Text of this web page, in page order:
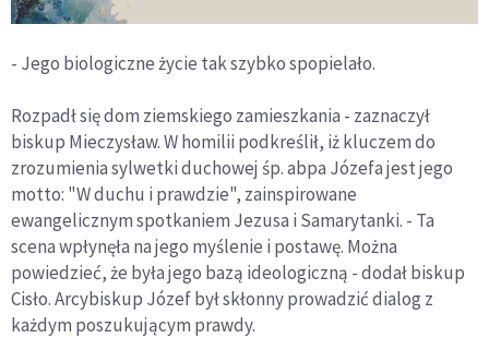
- Jego biologiczne życie tak szybko spopielało.
Rozpadł się dom ziemskiego zamieszkania - zaznaczył
biskup Mieczysław. W homilii podkreślił, iż kluczem do
zrozumienia sylwetki duchowej śp. abpa Józefa jest jego
motto: "W duchu i prawdzie", zainspirowane
ewangelicznym spotkaniem Jezusa i Samarytanki. - Ta
scena wpłynęła na jego myślenie i postawę. Można
powiedzieć, że była jego bazą ideologiczną - dodał biskup
Cisło. Arcybiskup Józef był skłonny prowadzić dialog z
każdym poszukującym prawdy.